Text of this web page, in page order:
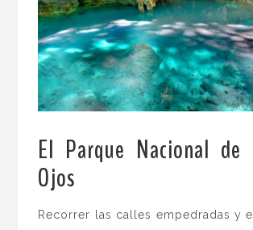
El Parque Nacional de
Ojos
Recorrer las calles empedradas y